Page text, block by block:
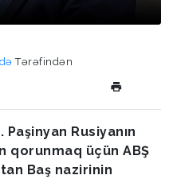
Tərəfindən
Rusiyanın
qorunmaq üçün ABŞ
Baş nazirinin